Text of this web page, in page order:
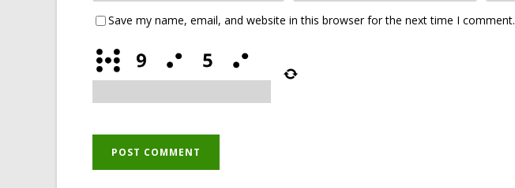
Save my name, email, and website in this browser for the next time I comment.